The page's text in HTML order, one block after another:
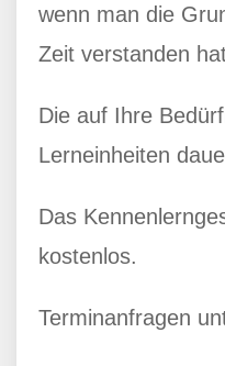
wenn man die
Zeit verstanden
Die auf Ihre
Lerneinheiten
Das
kostenlos.
Terminanfragen